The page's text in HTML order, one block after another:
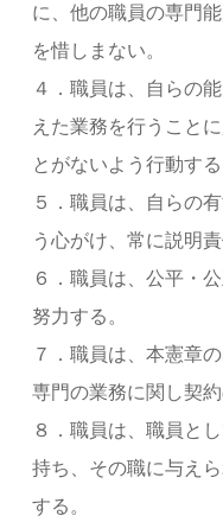
に、他の職員の専門
を惜しまない。
４．職員は、自らの
えた業務を行うこと
とがないよう行動する
５．職員は、自らの
う心がけ、常に説明
６．職員は、公平・
努力する。
７．職員は、本憲章
専門の業務に関し契
８．職員は、職員と
持ち、その職に与え
する。